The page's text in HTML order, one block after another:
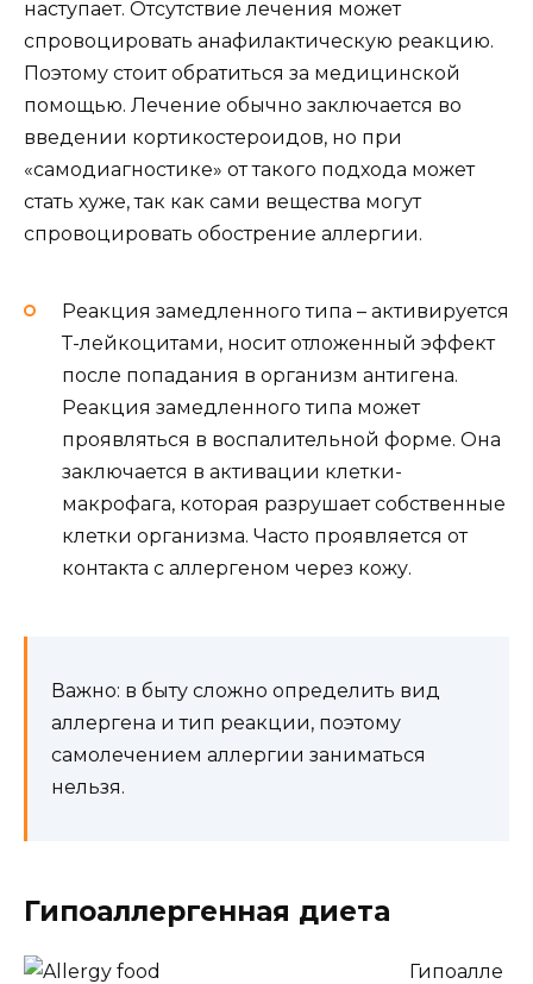
наступает. Отсутствие лечения может
спровоцировать анафилактическую реакцию.
Поэтому стоит обратиться за медицинской
помощью. Лечение обычно заключается во
введении кортикостероидов, но при
«самодиагностике» от такого подхода может
стать хуже, так как сами вещества могут
спровоцировать обострение аллергии.
Реакция замедленного типа – активируется
Т-лейкоцитами, носит отложенный эффект
после попадания в организм антигена.
Реакция замедленного типа может
проявляться в воспалительной форме. Она
заключается в активации клетки-
макрофага, которая разрушает собственные
клетки организма. Часто проявляется от
контакта с аллергеном через кожу.
Важно: в быту сложно определить вид
аллергена и тип реакции, поэтому
самолечением аллергии заниматься
нельзя.
Гипоаллергенная диета
Гипоалле